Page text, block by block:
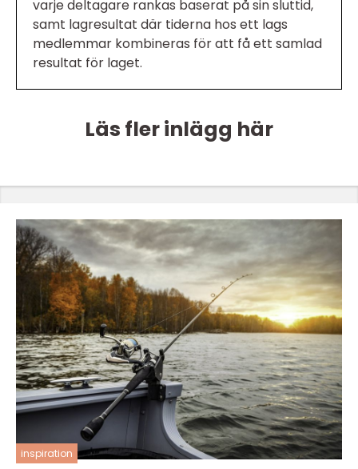
varje deltagare rankas baserat på sin sluttid,
samt lagresultat där tiderna hos ett lags
medlemmar kombineras för att få ett samlad
resultat för laget.
Läs fler inlägg här
inspiration